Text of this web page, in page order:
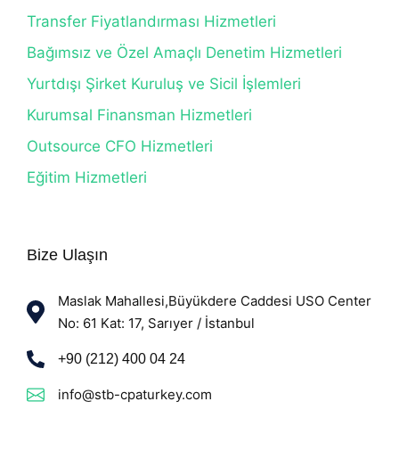
Transfer Fiyatlandırması Hizmetleri
Bağımsız ve Özel Amaçlı Denetim Hizmetleri
Yurtdışı Şirket Kuruluş ve Sicil İşlemleri
Kurumsal Finansman Hizmetleri
Outsource CFO Hizmetleri
Eğitim Hizmetleri
Bize Ulaşın
Maslak Mahallesi,Büyükdere Caddesi USO Center
No: 61 Kat: 17, Sarıyer / İstanbul
+90 (212) 400 04 24
info@stb-cpaturkey.com